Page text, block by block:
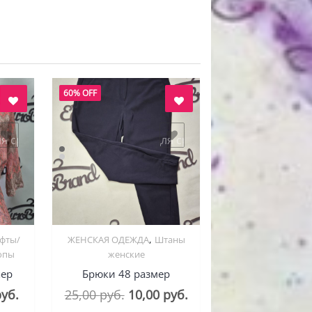
Текущая
сравнения
60% OFF
Quick View
ЖЕНСКАЯ ОДЕЖДА, Штаны
женские
Брюки 48 размер
25,00руб. Первоначальная
10,00 руб.Текущая
добавить в "нравится" для сравнения